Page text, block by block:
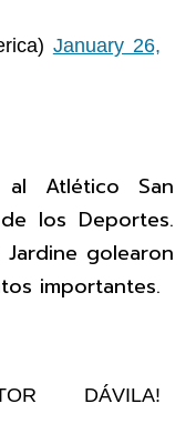
January 26,
al Atlético San
los Deportes.
golearon
importantes.
DÁVILA!